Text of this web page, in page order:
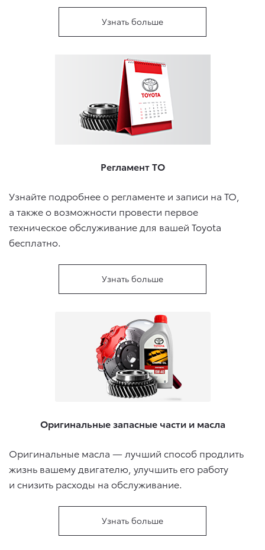
Узнать больше
Регламент ТО
Узнайте подробнее о регламенте и записи на ТО,
а также о возможности провести первое
техническое обслуживание для вашей Toyota
бесплатно.
Узнать больше
Оригинальные запасные части и масла
Оригинальные масла — лучший способ продлить
жизнь вашему двигателю, улучшить его работу
и снизить расходы на обслуживание.
Узнать больше